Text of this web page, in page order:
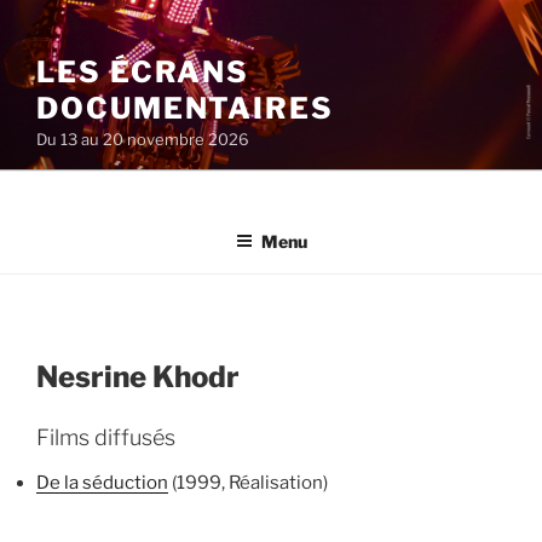
au
contenu
principal
LES ÉCRANS
DOCUMENTAIRES
Du 13 au 20 novembre 2026
Menu
Nesrine Khodr
Films diffusés
De la séduction (1999, Réalisation)